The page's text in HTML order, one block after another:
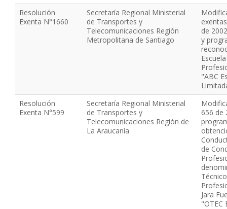
Resolución
Exenta N°1660
Secretaría Regional Ministerial
de Transportes y
Telecomunicaciones Región
Metropolitana de Santiago
de
y
"ABC
Resolución
Exenta N°599
Secretaría Regional Ministerial
de Transportes y
Telecomunicaciones Región de
La Araucanía
656 de
de
Jara
"OTEC